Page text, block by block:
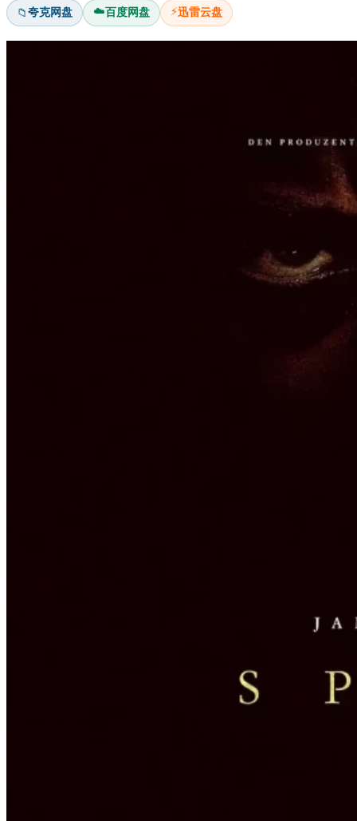
📁夸克网盘 ☁️百度网盘 ⚡迅雷云盘